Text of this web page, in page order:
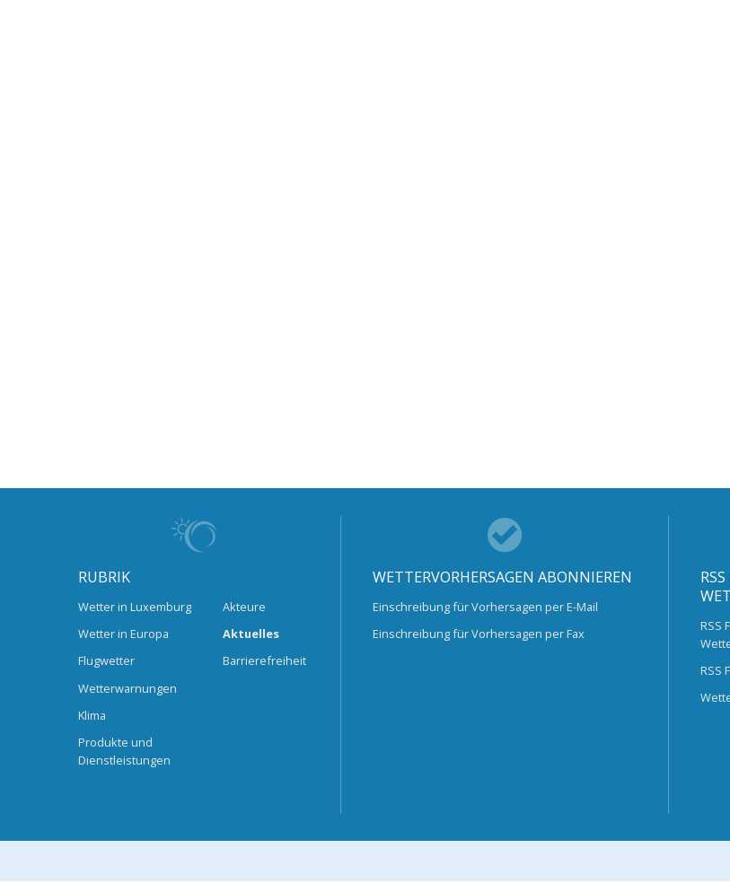
RUBRIK
Wetter in Luxemburg
Wetter in Europa
Flugwetter
Wetterwarnungen
Klima
Produkte und
Dienstleistungen
Akteure
Aktuelles
Barrierefreiheit
WETTERVORHERSAGEN ABONNIEREN
Einschreibung für Vorhersagen per E-Mail
Einschreibung für Vorhersagen per Fax
RSS
RSS